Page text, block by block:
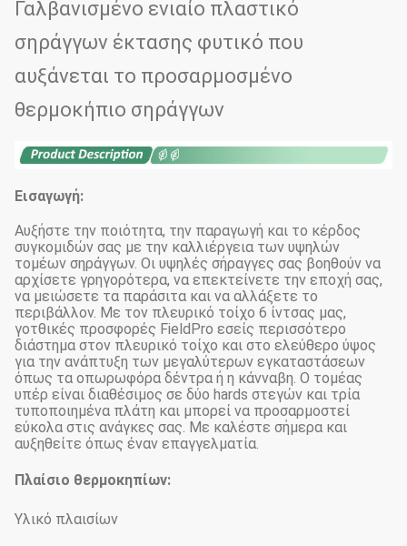
Γαλβανισμένο ενιαίο πλαστικό
σηράγγων έκτασης φυτικό που
αυξάνεται το προσαρμοσμένο
θερμοκήπιο σηράγγων
Εισαγωγή:
Αυξήστε την ποιότητα, την παραγωγή και το κέρδος
συγκομιδών σας με την καλλιέργεια των υψηλών
τομέων σηράγγων. Οι υψηλές σήραγγες σας βοηθούν να
αρχίσετε γρηγορότερα, να επεκτείνετε την εποχή σας,
να μειώσετε τα παράσιτα και να αλλάξετε το
περιβάλλον. Με τον πλευρικό τοίχο 6 ίντσας μας,
γοτθικές προσφορές FieldPro εσείς περισσότερο
διάστημα στον πλευρικό τοίχο και στο ελεύθερο ύψος
για την ανάπτυξη των μεγαλύτερων εγκαταστάσεων
όπως τα οπωρωφόρα δέντρα ή η κάνναβη. Ο τομέας
υπέρ είναι διαθέσιμος σε δύο hards στεγών και τρία
τυποποιημένα πλάτη και μπορεί να προσαρμοστεί
εύκολα στις ανάγκες σας. Με καλέστε σήμερα και
αυξηθείτε όπως έναν επαγγελματία.
Πλαίσιο θερμοκηπίων:
Υλικό πλαισίων